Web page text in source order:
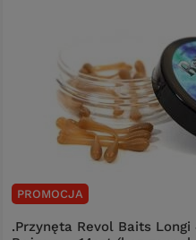
PROMOCJA
.Przynęta Revol Baits Longi